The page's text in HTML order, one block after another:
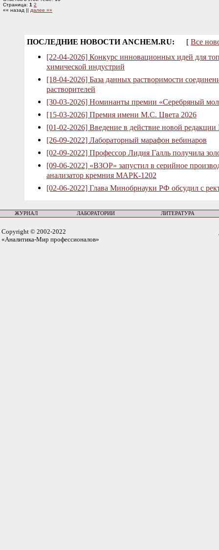
Страница: 1 2
«« назад || далее »»
ПОСЛЕДНИЕ НОВОСТИ ANCHEM.RU: [ Все
[22-04-2026] Конкурс инновационных идей для
химической индустрий
[18-04-2026] База данных растворимости
растворителей
[30-03-2026] Номинанты премии «Серебряный
[15-03-2026] Премия имени М.С. Цвета 2026
[01-02-2026] Введение в действие новой
[26-09-2022] Лабораторный марафон вебинаров
[02-09-2022] Профессор Лидия Галль получила
[09-06-2022] «ВЗОР» запустил в серийное
анализатор кремния МАРК-1202
[02-06-2022] Глава Минобрнауки РФ обсудил с
ЖУРНАЛ ЛАБОРАТОРИИ ЛИТЕРАТУРА
Copyright © 2002-2022
«Аналитика-Мир профессионалов»